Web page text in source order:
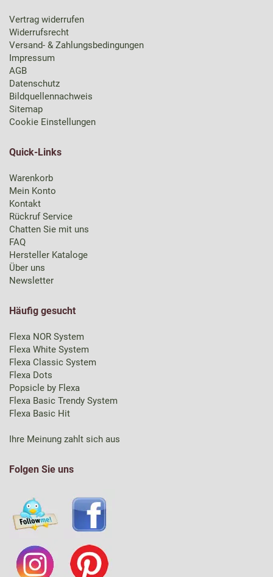
Vertrag widerrufen
Widerrufsrecht
Versand- & Zahlungsbedingungen
Impressum
AGB
Datenschutz
Bildquellennachweis
Sitemap
Cookie Einstellungen
Quick-Links
Warenkorb
Mein Konto
Kontakt
Rückruf Service
Chatten Sie mit uns
FAQ
Hersteller Kataloge
Über uns
Newsletter
Häufig gesucht
Flexa NOR System
Flexa White System
Flexa Classic System
Flexa Dots
Popsicle by Flexa
Flexa Basic Trendy System
Flexa Basic Hit
Ihre Meinung zahlt sich aus
Folgen Sie uns